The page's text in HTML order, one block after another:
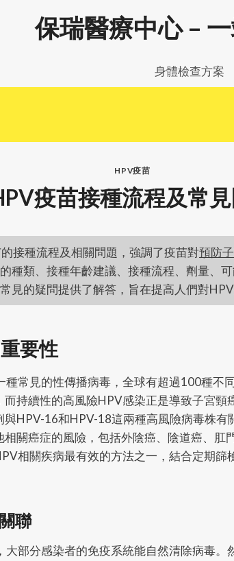
保瑞醫療中心 –
身體檢查方案
HPV疫苗
疫苗接種流程及常
接種流程及相關問題，強調了疫苗對預防
種類、接種年齡建議、接種流程、劑量、
見的疑問提供了解答，旨在提高人們對HPV
要性
種常見的性傳播病毒，全球有超過100種不
持續性的高風險HPV感染正是導致子宮頸
HPV-16和HPV-18這兩種高風險病毒株
關癌症的風險，包括外陰癌、陰道癌、肛
相關疾病最有效的方法之一，結合定期篩
聯
大部分感染者的免疫系統能自然清除病毒。